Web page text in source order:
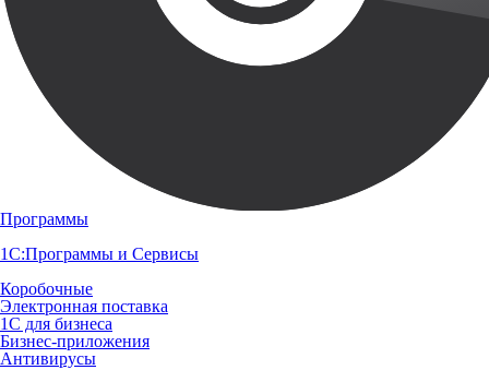
Программы
1С:Программы и Сервисы
Коробочные
Электронная поставка
1С для бизнеса
Бизнес-приложения
Антивирусы